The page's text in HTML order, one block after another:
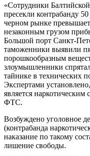
«Сотрудники
пресекли контрабанду
черном рынке
незаконным грузом
Большой порт Санкт-
таможенники выявили
порошкообразным
злоумышленники
тайнике в технических
Экспертами
является
ФТС.
Возбуждено уголовное
(контрабанда
наказание по такому
лишение свободы.